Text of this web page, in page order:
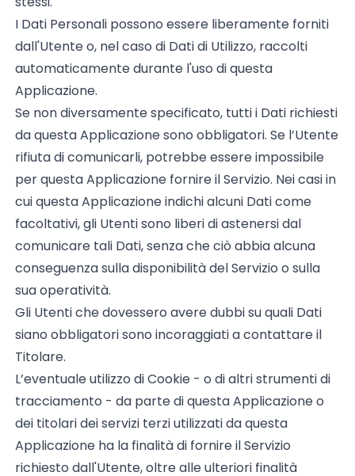
I Dati Personali possono essere liberamente forniti
dall'Utente o, nel caso di Dati di Utilizzo, raccolti
automaticamente durante l'uso di questa
Applicazione.
Se non diversamente specificato, tutti i Dati richiesti
da questa Applicazione sono obbligatori. Se l’Utente
rifiuta di comunicarli, potrebbe essere impossibile
per questa Applicazione fornire il Servizio. Nei casi in
cui questa Applicazione indichi alcuni Dati come
facoltativi, gli Utenti sono liberi di astenersi dal
comunicare tali Dati, senza che ciò abbia alcuna
conseguenza sulla disponibilità del Servizio o sulla
sua operatività.
Gli Utenti che dovessero avere dubbi su quali Dati
siano obbligatori sono incoraggiati a contattare il
Titolare.
L’eventuale utilizzo di Cookie - o di altri strumenti di
tracciamento - da parte di questa Applicazione o
dei titolari dei servizi terzi utilizzati da questa
Applicazione ha la finalità di fornire il Servizio
richiesto dall'Utente, oltre alle ulteriori finalità